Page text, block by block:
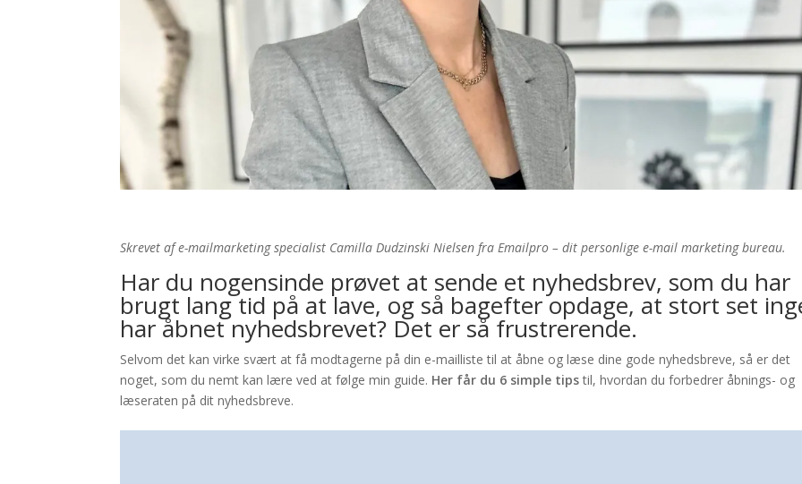
Skrevet af e-mailmarketing specialist Camilla Dudzinski Nielsen fra Emailpro – dit personlige e-mail marketing bureau.
Har du nogensinde prøvet at sende et nyhedsbrev, som du har
brugt lang tid på at lave, og så bagefter opdage, at stort set
har åbnet nyhedsbrevet? Det er så frustrerende.
Selvom det kan virke svært at få modtagerne på din e-mailliste til at åbne og læse dine gode nyhedsbreve, så er det
noget, som du nemt kan lære ved at følge min guide. Her får du 6 simple tipstil, hvordan du forbedrer åbnings- og
læseraten på dit nyhedsbreve.